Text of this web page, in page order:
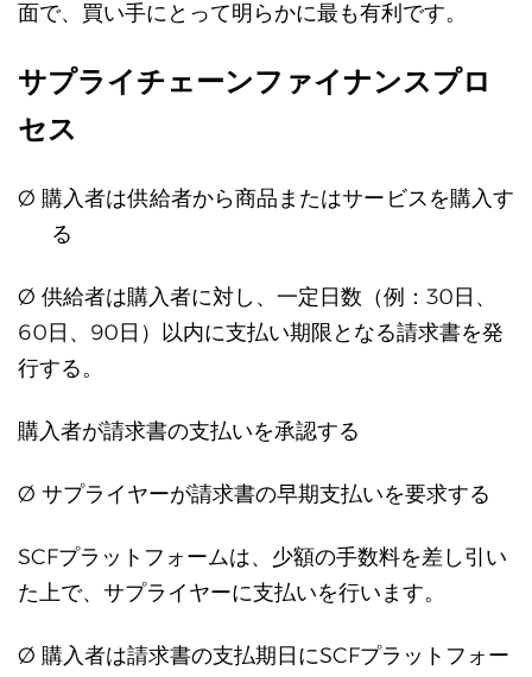
面で、買い手にとって明らかに最も有利です。
サプライチェーンファイナンスプロ
セス
Ø 購入者は供給者から商品またはサービスを購入す
る
Ø 供給者は購入者に対し、一定日数（例：30日、
60日、90日）以内に支払い期限となる請求書を発
行する。
購入者が請求書の支払いを承認する
Ø サプライヤーが請求書の早期支払いを要求する
SCFプラットフォームは、少額の手数料を差し引い
た上で、サプライヤーに支払いを行います。
Ø 購入者は請求書の支払期日にSCFプラットフォー